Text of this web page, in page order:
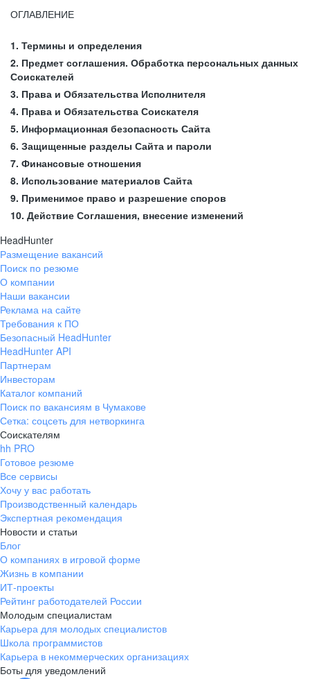
ОГЛАВЛЕНИЕ
1. Термины и определения
2. Предмет соглашения. Обработка персональных данных
Соискателей
3. Права и Обязательства Исполнителя
4. Права и Обязательства Соискателя
5. Информационная безопасность Сайта
6. Защищенные разделы Сайта и пароли
7. Финансовые отношения
8. Использование материалов Сайта
9. Применимое право и разрешение споров
10. Действие Соглашения, внесение изменений
HeadHunter
Размещение вакансий
Поиск по резюме
О компании
Наши вакансии
Реклама на сайте
Требования к ПО
Безопасный HeadHunter
HeadHunter API
Партнерам
Инвесторам
Каталог компаний
Поиск по вакансиям в Чумакове
Сетка: соцсеть для нетворкинга
Соискателям
hh PRO
Готовое резюме
Все сервисы
Хочу у вас работать
Производственный календарь
Экспертная рекомендация
Новости и статьи
Блог
О компаниях в игровой форме
Жизнь в компании
ИТ-проекты
Рейтинг работодателей России
Молодым специалистам
Карьера для молодых специалистов
Школа программистов
Карьера в некоммерческих организациях
Боты для уведомлений